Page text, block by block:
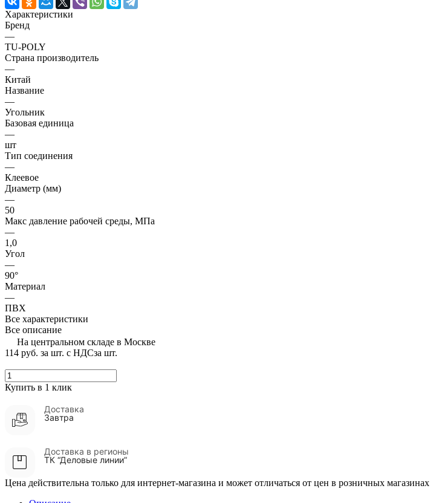
Характеристики
Бренд
—
TU-POLY
Страна производитель
—
Китай
Название
—
Угольник
Базовая единица
—
шт
Тип соединения
—
Клеевое
Диаметр (мм)
—
50
Макс давление рабочей среды, МПа
—
1,0
Угол
—
90°
Материал
—
ПВХ
Все характеристики
Все описание
На центральном складе в Москве
114 руб. за шт. с НДСза шт.
Купить в 1 клик
Доставка
Завтра
Доставка в регионы
ТК “Деловые линии”
Цена действительна только для интернет-магазина и может отличаться от цен в розничных магазинах